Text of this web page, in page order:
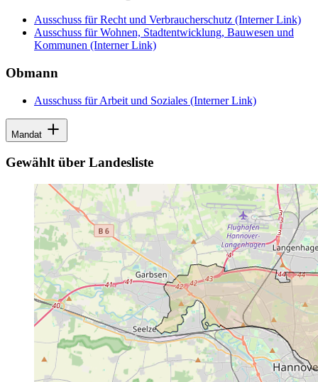
Ausschuss für Recht und Verbraucherschutz (Interner Link)
Ausschuss für Wohnen, Stadtentwicklung, Bauwesen und
Kommunen (Interner Link)
Obmann
Ausschuss für Arbeit und Soziales (Interner Link)
Mandat
Gewählt über Landesliste